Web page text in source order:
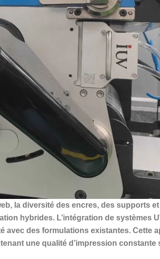
la diversité des encres, des supports
hybrides. L’intégration de systèmes
avec des formulations existantes. Cette
une qualité d’impression constante